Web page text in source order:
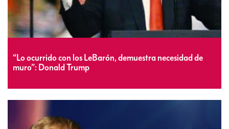
“Lo ocurrido con los LeBarón, demuestra necesidad de
muro”: Donald Trump